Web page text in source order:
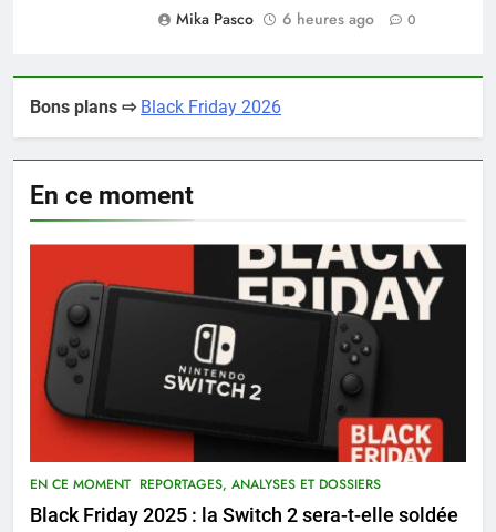
Mika Pasco
6 heures ago 0
Bons plans ⇨ Black Friday 2026
En ce moment
EN CE MOMENT REPORTAGES, ANALYSES ET DOSSIERS
Black Friday 2025 : la Switch 2 sera-t-elle soldée